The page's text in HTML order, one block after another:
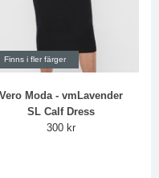
Finns i fler färger
Vero Moda - vmLavender
SL Calf Dress
300 kr